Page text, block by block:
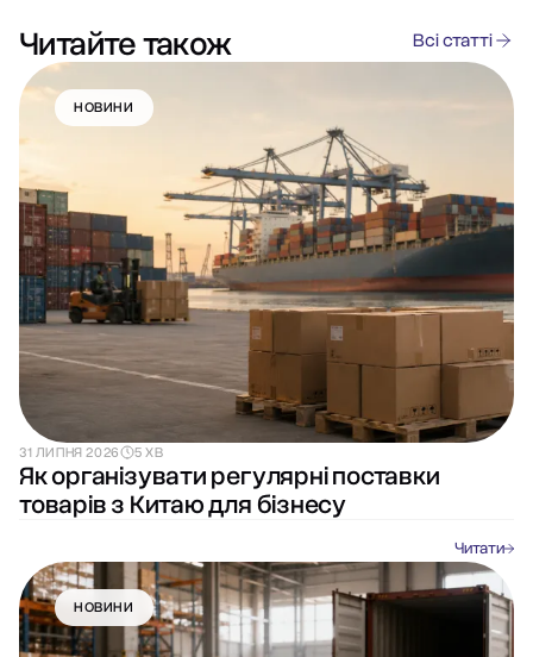
Читайте також Всі статті
НОВИНИ
31 ЛИПНЯ 2026 5 ХВ
Як організувати регулярні поставки
товарів з Китаю для бізнесу
Читати
НОВИНИ